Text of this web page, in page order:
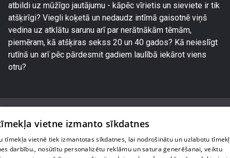
atbildi uz mūžīgo jautājumu - kāpēc vīrietis un sieviete ir tik
atšķirīgi? Viegli koķetā un nedaudz intīmā gaisotnē viņš
vedina uz atklātu sarunu arī par nerātnākām tēmām,
piemēram, kā atšķiras sekss 20 un 40 gados? Kā neieslīgt
rutīnā un arī pēc pārdesmit gadiem laulībā iekārot viens
otru?
Par mums
vietne izmanto sīkdatnes
tīmekļa vietnē tiek izmantotas sīkdatnes, lai nodrošinātu un uzlabotu
darbību., nosūtītu personalizētu reklāmu un satura ģenerēšanai, veiktu